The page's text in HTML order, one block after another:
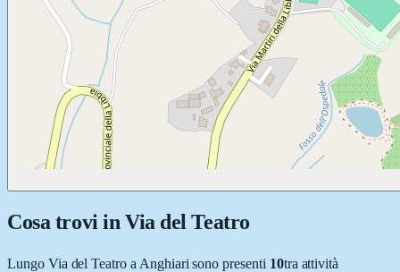
Cosa trovi in Via del Teatro
Lungo Via del Teatro a Anghiari sono presenti 10tra attività